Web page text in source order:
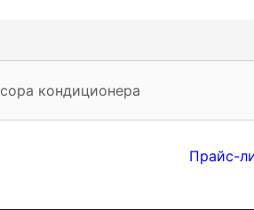
кондиционера
Прайс-